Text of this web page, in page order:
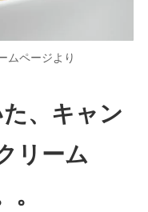
ムページより
、キャン
リーム
。